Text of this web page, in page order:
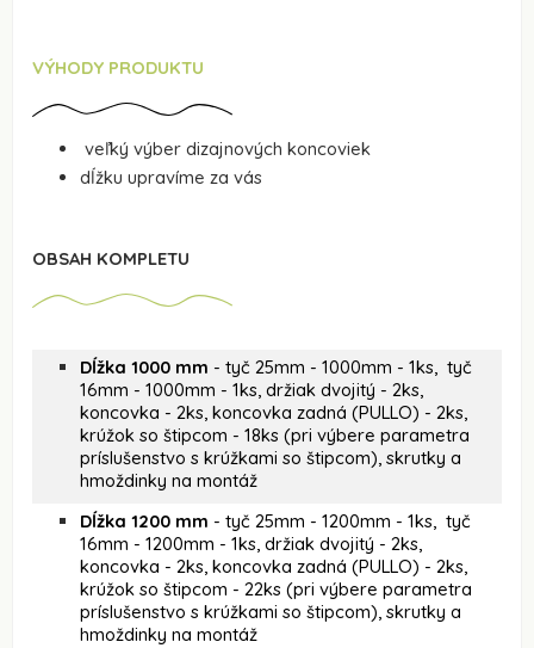
VÝHODY PRODUKTU
veľký výber dizajnových koncoviek
dĺžku upravíme za vás
OBSAH KOMPLETU
Dĺžka 1000 mm - tyč 25mm - 1000mm - 1ks, tyč
16mm - 1000mm - 1ks, držiak dvojitý - 2ks,
koncovka - 2ks, koncovka zadná (PULLO) - 2ks,
krúžok so štipcom - 18ks (pri výbere parametra
príslušenstvo s krúžkami so štipcom), skrutky a
hmoždinky na montáž
Dĺžka 1200 mm - tyč 25mm - 1200mm - 1ks, tyč
16mm - 1200mm - 1ks, držiak dvojitý - 2ks,
koncovka - 2ks, koncovka zadná (PULLO) - 2ks,
krúžok so štipcom - 22ks (pri výbere parametra
príslušenstvo s krúžkami so štipcom), skrutky a
hmoždinky na montáž